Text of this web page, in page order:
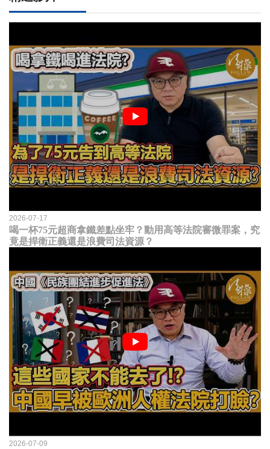
2026-07-17
喝一杯75元超商拿鐵差點坐牢？動用高等法院審微罪案，究
竟是捍衛正義還是浪費司法資源？
2026-07-09